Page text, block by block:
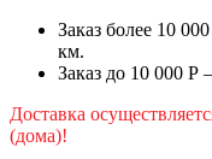
Заказ более 10
км.
Заказ до 10 000 Р
Доставка
(дома)!